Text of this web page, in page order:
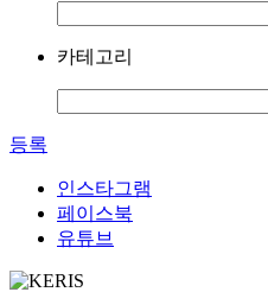
카테고리
등록
인스타그램
페이스북
유튜브